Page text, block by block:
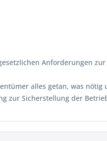
Anforderungen
alles getan, was
zur Sicherstellung der